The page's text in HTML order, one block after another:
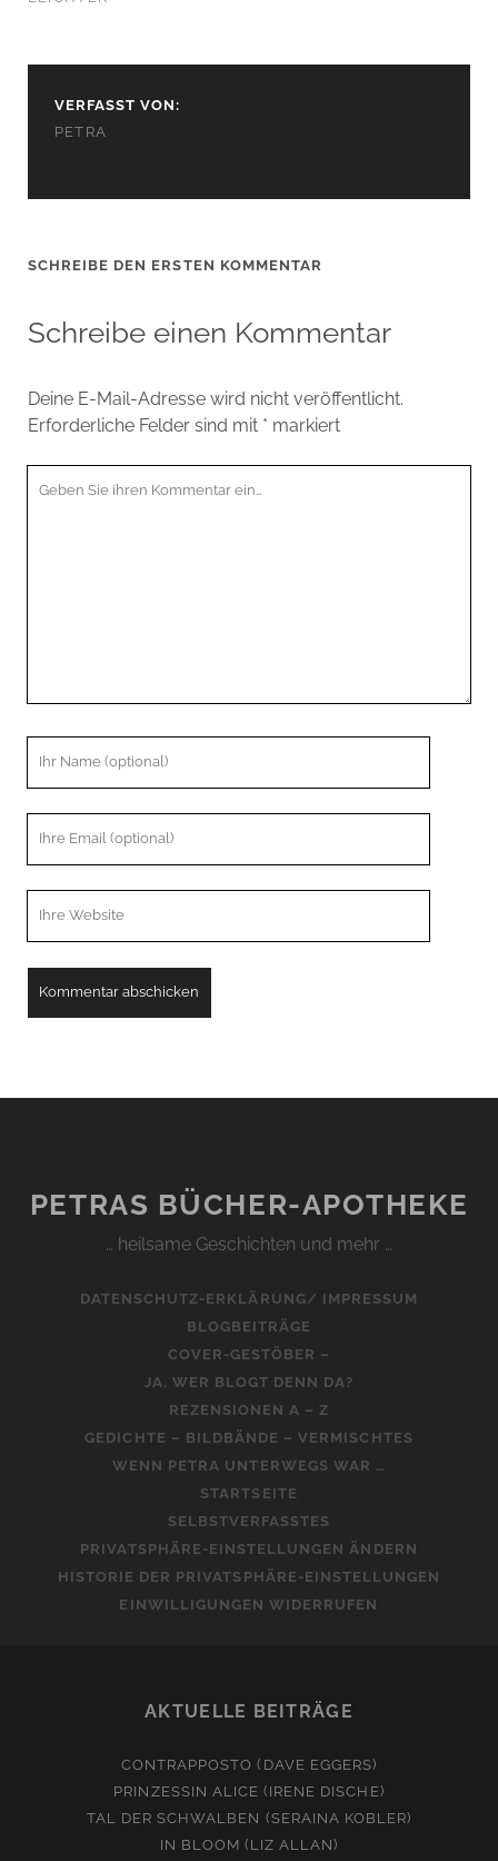
VERFASST VON:
PETRA
SCHREIBE DEN ERSTEN KOMMENTAR
Schreibe einen Kommentar
Deine E-Mail-Adresse wird nicht veröffentlicht.
Erforderliche Felder sind mit * markiert
PETRAS BÜCHER-APOTHEKE
… heilsame Geschichten und mehr …
DATENSCHUTZ-ERKLÄRUNG/ IMPRESSUM
BLOGBEITRÄGE
COVER-GESTÖBER –
JA, WER BLOGT DENN DA?
REZENSIONEN A – Z
GEDICHTE – BILDBÄNDE – VERMISCHTES
WENN PETRA UNTERWEGS WAR …
STARTSEITE
SELBSTVERFASSTES
PRIVATSPHÄRE-EINSTELLUNGEN ÄNDERN
HISTORIE DER PRIVATSPHÄRE-EINSTELLUNGEN
EINWILLIGUNGEN WIDERRUFEN
AKTUELLE BEITRÄGE
CONTRAPPOSTO (DAVE EGGERS)
PRINZESSIN ALICE (IRENE DISCHE)
TAL DER SCHWALBEN (SERAINA KOBLER)
IN BLOOM (LIZ ALLAN)